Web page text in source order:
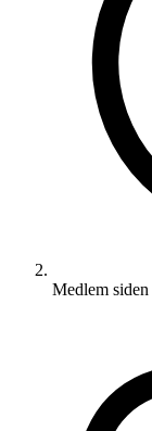
Medlem siden